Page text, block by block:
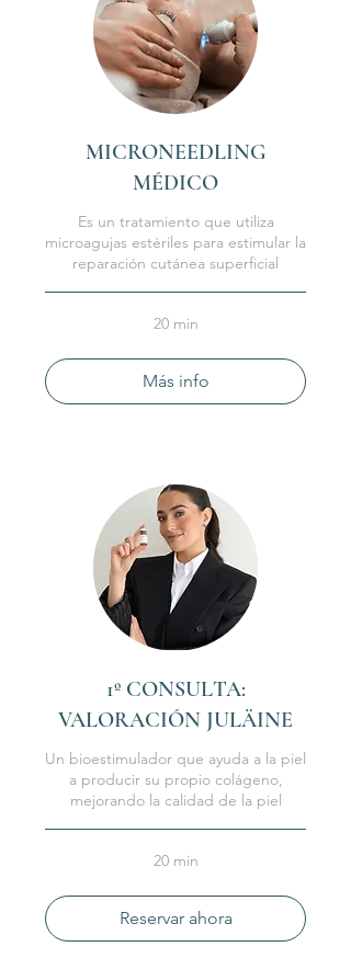
MICRONEEDLING
MÉDICO
Es un tratamiento que utiliza
microagujas estériles para estimular la
reparación cutánea superficial
20 min
Más info
1º CONSULTA:
VALORACIÓN JULÄINE
Un bioestimulador que ayuda a la piel
a producir su propio colágeno,
mejorando la calidad de la piel
20 min
Reservar ahora